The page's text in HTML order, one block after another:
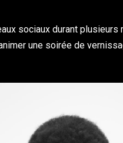
sociaux durant
une soirée de